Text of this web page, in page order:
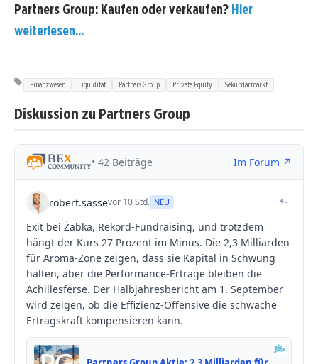
Partners Group: Kaufen oder verkaufen? Hier
weiterlesen...
Finanzwesen Liquidität Partners Group Private Equity Sekundärmarkt
Diskussion zu Partners Group